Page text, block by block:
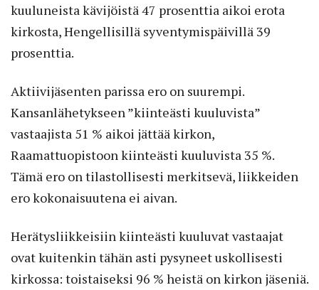
kuuluneista kävijöistä 47 prosenttia aikoi erota
kirkosta, Hengellisillä syventymispäivillä 39
prosenttia.
Aktiivijäsenten parissa ero on suurempi.
Kansanlähetykseen ”kiinteästi kuuluvista”
vastaajista 51 % aikoi jättää kirkon,
Raamattuopistoon kiinteästi kuuluvista 35 %.
Tämä ero on tilastollisesti merkitsevä, liikkeiden
ero kokonaisuutena ei aivan.
Herätysliikkeisiin kiinteästi kuuluvat vastaajat
ovat kuitenkin tähän asti pysyneet uskollisesti
kirkossa: toistaiseksi 96 % heistä on kirkon jäseniä.